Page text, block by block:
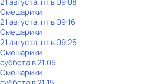
Смешарики
21 августа, пт в 09:16
Смешарики
21 августа, пт в 09:25
Смешарики
субботав21:05
Смешарики